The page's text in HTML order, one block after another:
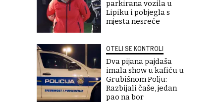
parkirana vozila u
Lipiku i pobjegla s
mjesta nesreće
OTELI SE KONTROLI
Dva pijana pajdaša
imala show u kafiću u
Grubišnom Polju:
Razbijali čaše, jedan
pao na bor